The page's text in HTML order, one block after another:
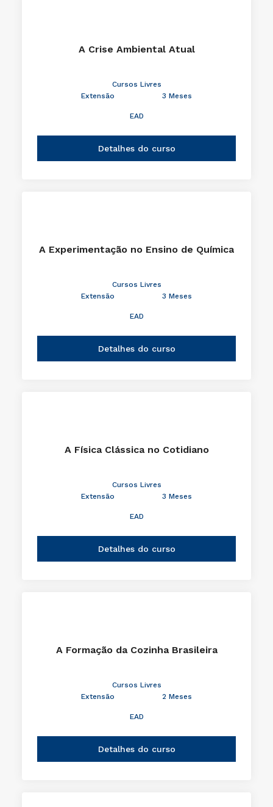
A Crise Ambiental Atual
Cursos Livres
Extensão
3 Meses
EAD
Detalhes do curso
A Experimentação no Ensino de Química
Cursos Livres
Extensão
3 Meses
EAD
Detalhes do curso
A Física Clássica no Cotidiano
Cursos Livres
Extensão
3 Meses
EAD
Detalhes do curso
A Formação da Cozinha Brasileira
Cursos Livres
Extensão
2 Meses
EAD
Detalhes do curso